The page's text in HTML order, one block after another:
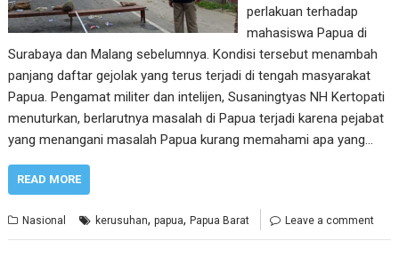
perlakuan terhadap
mahasiswa Papua di
Surabaya dan Malang sebelumnya. Kondisi tersebut menambah
panjang daftar gejolak yang terus terjadi di tengah masyarakat
Papua. Pengamat militer dan intelijen, Susaningtyas NH Kertopati
menuturkan, berlarutnya masalah di Papua terjadi karena pejabat
yang menangani masalah Papua kurang memahami apa yang…
READ MORE
Nasional kerusuhan,papua,Papua Barat Leave a comment